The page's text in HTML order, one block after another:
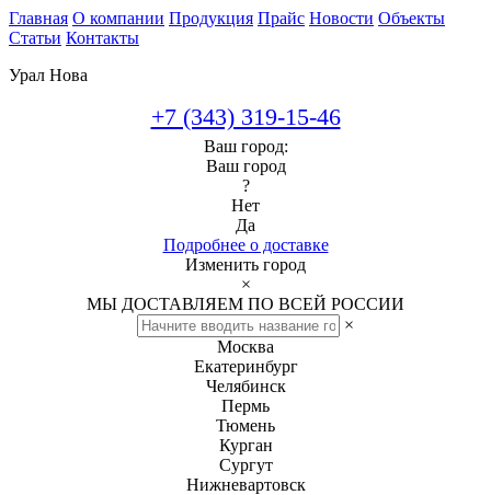
Главная О компании Продукция Прайс Новости Объекты
Статьи Контакты
Урал Нова
+7 (343) 319-15-46
Ваш город:
Ваш город
?
Нет
Да
Подробнее о доставке
Изменить город
×
МЫ ДОСТАВЛЯЕМ ПО ВСЕЙ РОССИИ
×
Москва
Екатеринбург
Челябинск
Пермь
Тюмень
Курган
Сургут
Нижневартовск